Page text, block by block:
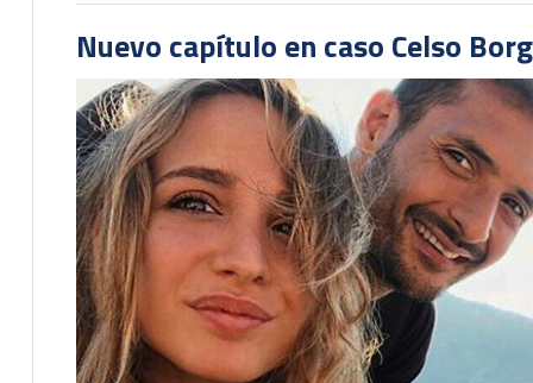
Nuevo capítulo en caso Celso